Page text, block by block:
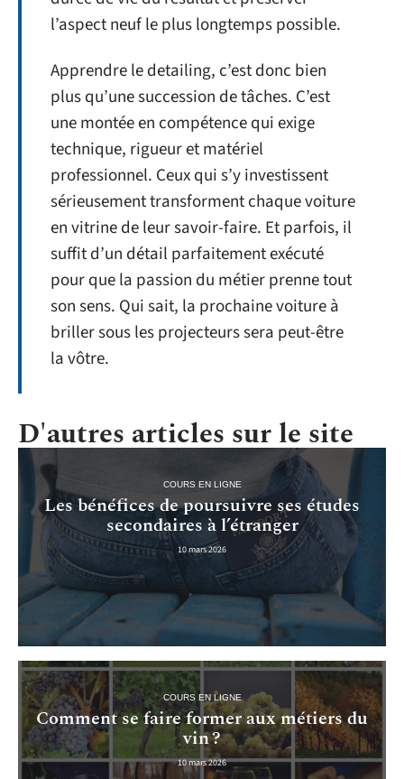
l’aspect neuf le plus longtemps possible.
Apprendre le detailing, c’est donc bien
plus qu’une succession de tâches. C’est
une montée en compétence qui exige
technique, rigueur et matériel
professionnel. Ceux qui s’y investissent
sérieusement transforment chaque voiture
en vitrine de leur savoir-faire. Et parfois, il
suffit d’un détail parfaitement exécuté
pour que la passion du métier prenne tout
son sens. Qui sait, la prochaine voiture à
briller sous les projecteurs sera peut-être
la vôtre.
D'autres articles sur le site
COURS EN LIGNE
Les bénéfices de poursuivre ses études
secondaires à l’étranger
10 mars 2026
COURS EN LIGNE
Comment se faire former aux métiers du
vin ?
10 mars 2026